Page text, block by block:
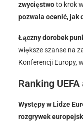
zwycięstwoto krok
pozwala ocenić, jak
Łączny dorobek
większe szanse na
Konferencji Europy,
Ranking
Występy w Lidze
rozgrywek